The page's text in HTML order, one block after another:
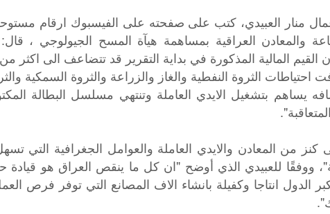
منار العبيدي، كتب على صفحته على الفيسبوك ارقام
والمعادن العراقية بمساهمة هيآة المسح الجيولوجي ،
القيم المالية المذكورة في بداية التقرير قد تتضاعف الى اكثر من ٢٠٠٪".
الثروة النفطية والغاز والزراعة والثروة السمكية
يساهم بتشغيل الايدي العاملة وتنتهي مسلسل البطالة
كنز من المعادن والايدي العاملة والعوامل الجغرافية التي
ووفقًا للعبيدي الذي أوضح "ان كل ما ينقص العراق هو قيادة
الدول انتاجا وكفيلة بانشاء الاف المصانع التي توفر فرص